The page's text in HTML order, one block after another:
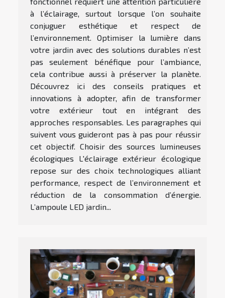
à l’éclairage, surtout lorsque l’on souhaite
conjuguer esthétique et respect de
l’environnement. Optimiser la lumière dans
votre jardin avec des solutions durables n’est
pas seulement bénéfique pour l’ambiance,
cela contribue aussi à préserver la planète.
Découvrez ici des conseils pratiques et
innovations à adopter, afin de transformer
votre extérieur tout en intégrant des
approches responsables. Les paragraphes qui
suivent vous guideront pas à pas pour réussir
cet objectif. Choisir des sources lumineuses
écologiques L'éclairage extérieur écologique
repose sur des choix technologiques alliant
performance, respect de l’environnement et
réduction de la consommation d’énergie.
L’ampoule LED jardin...